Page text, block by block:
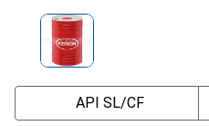
API SL/CF